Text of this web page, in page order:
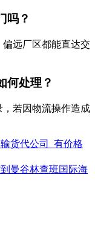
吗？
远厂区都能直达交
何处理？
若因物流操作造成
货代公司_有价格
曼谷林查班国际海